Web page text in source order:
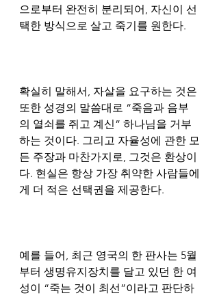
으로부터 완전히 분리되어, 자신이 선
택한 방식으로 살고 죽기를 원한다.
확실히 말해서, 자살을 요구하는 것은
또한 성경의 말씀대로 “죽음과 음부
의 열쇠를 쥐고 계신” 하나님을 거부
하는 것이다. 그리고 자율성에 관한 모
든 주장과 마찬가지로, 그것은 환상이
다. 현실은 항상 가장 취약한 사람들에
게 더 적은 선택권을 제공한다.
예를 들어, 최근 영국의 한 판사는 5월
부터 생명유지장치를 달고 있던 한 여
성이 “죽는 것이 최선”이라고 판단하